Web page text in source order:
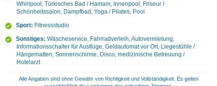
Whirlpool, Türkisches Bad / Hamam, Innenpool, Friseur /
Schönheitssalon, Dampfbad, Yoga / Pilates, Pool
Sport: Fitnessstudio
Sonstiges: Wäscheservice, Fahrradverleih, Autovermietung,
Informationsschalter für Ausflüge, Geldautomat vor Ort, Liegestühle /
Hängematten, Sonnenschirme, Disco, medizinische Betreuung /
Hotelarzt
Alle Angaben sind ohne Gewähr von Richtigkeit und Vollständigkeit. Es gelten